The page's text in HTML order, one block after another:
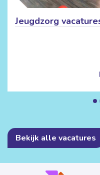
Jeugdzorg
Bekijk alle vacatures